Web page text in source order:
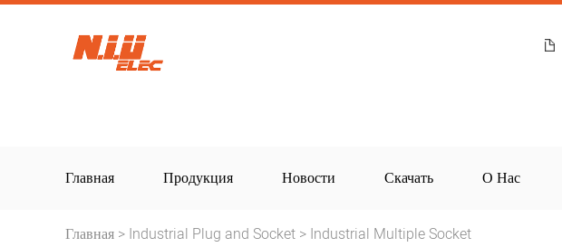
Главная Продукция Новости Скачать О Нас
Главная > Industrial Plug and Socket > Industrial Multiple Socket